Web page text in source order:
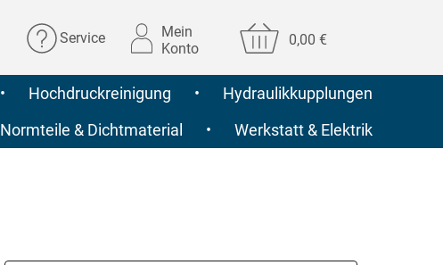
Service
Mein
Konto
0,00 €
• Hochdruckreinigung •
Hydraulikkupplungen
Normteile & Dichtmaterial • Werkstatt & Elektrik